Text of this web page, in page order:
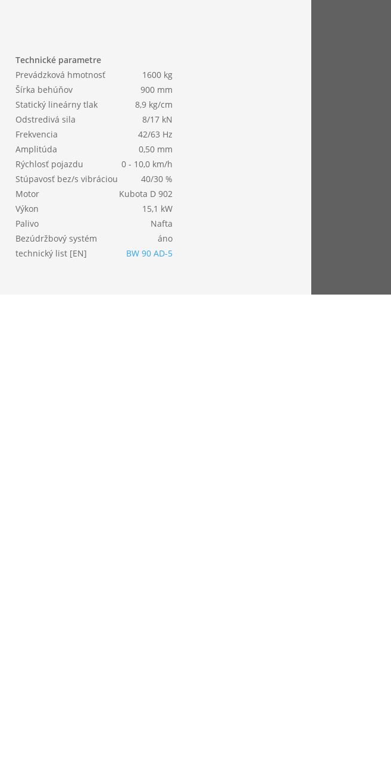
Technické parametre
Prevádzková hmotnosť
1600 kg
Šírka behúňov
900 mm
Statický lineárny tlak
8,9 kg/cm
Odstredivá sila
8/17 kN
Frekvencia
42/63 Hz
Amplitúda
0,50 mm
Rýchlosť pojazdu
0 - 10,0 km/h
Stúpavosť bez/s vibráciou
40/30 %
Motor
Kubota D 902
Výkon
15,1 kW
Palivo
Nafta
Bezúdržbový systém
áno
technický list [EN]
BW 90 AD-5